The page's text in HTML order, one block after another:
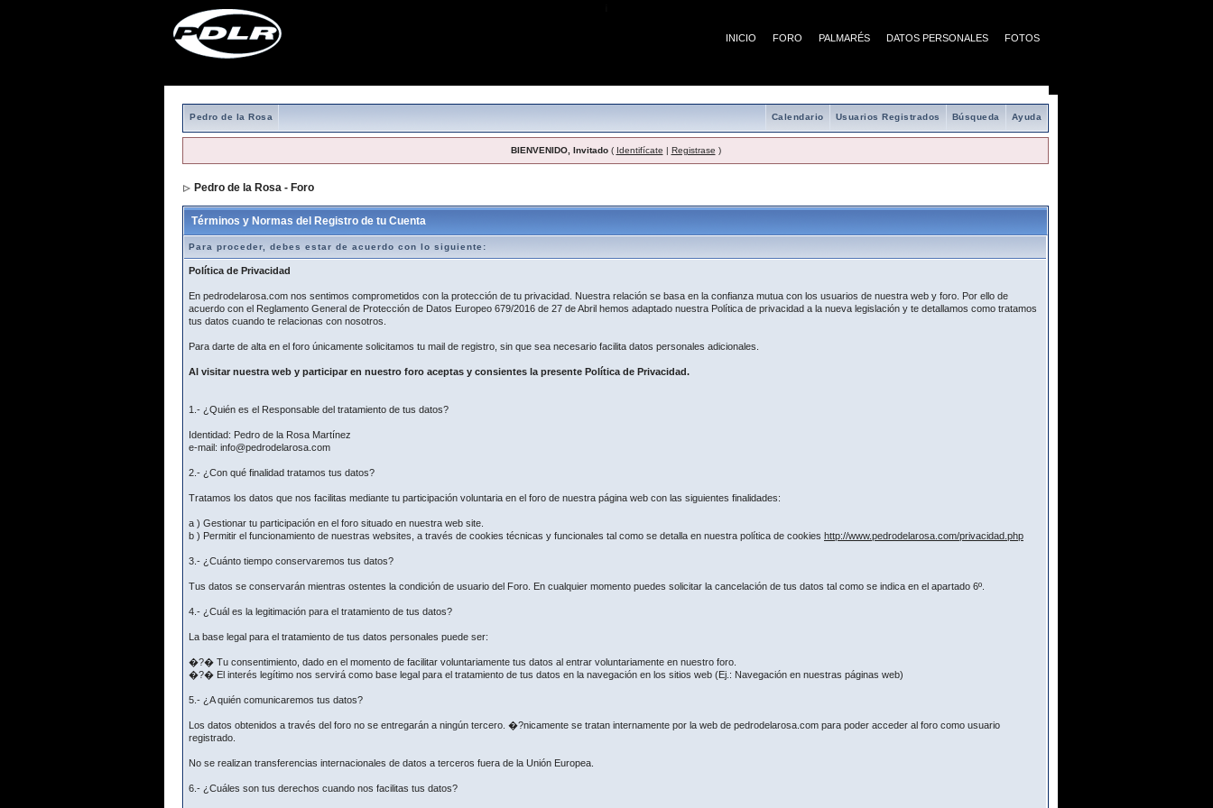
INICIO FORO PALMARÉS DATOS PERSONALES FOTOS
Pedro de la Rosa Ayuda
Búsqueda
Usuarios Registrados
Calendario
BIENVENIDO, Invitado( Identifícate | Registrase )
Pedro de la Rosa - Foro
Términos y Normas del Registro de tu Cuenta
Para proceder, debes estar de acuerdo con lo siguiente:
Política de Privacidad
En pedrodelarosa.com nos sentimos comprometidos con la protección de tu privacidad. Nuestra relación se basa en la confianza mutua con los usuarios de nuestra web y foro. Por ello de
acuerdo con el Reglamento General de Protección de Datos Europeo 679/2016 de 27 de Abril hemos adaptado nuestra Política de privacidad a la nueva legislación y te detallamos como tratamos
tus datos cuando te relacionas con nosotros.
Para darte de alta en el foro únicamente solicitamos tu mail de registro, sin que sea necesario facilita datos personales adicionales.
Al visitar nuestra web y participar en nuestro foro aceptas y consientes la presente Política de Privacidad.
1.- ¿Quién es el Responsable del tratamiento de tus datos?
Identidad: Pedro de la Rosa Martínez
e-mail: info@pedrodelarosa.com
2.- ¿Con qué finalidad tratamos tus datos?
Tratamos los datos que nos facilitas mediante tu participación voluntaria en el foro de nuestra página web con las siguientes finalidades:
a ) Gestionar tu participación en el foro situado en nuestra web site.
b ) Permitir el funcionamiento de nuestras websites, a través de cookies técnicas y funcionales tal como se detalla en nuestra política de cookies http://www.pedrodelarosa.com/privacidad.php
3.- ¿Cuánto tiempo conservaremos tus datos?
Tus datos se conservarán mientras ostentes la condición de usuario del Foro. En cualquier momento puedes solicitar la cancelación de tus datos tal como se indica en el apartado 6º.
4.- ¿Cuál es la legitimación para el tratamiento de tus datos?
La base legal para el tratamiento de tus datos personales puede ser:
�?� Tu consentimiento, dado en el momento de facilitar voluntariamente tus datos al entrar voluntariamente en nuestro foro.
�?� El interés legítimo nos servirá como base legal para el tratamiento de tus datos en la navegación en los sitios web (Ej.: Navegación en nuestras páginas web)
5.- ¿A quién comunicaremos tus datos?
Los datos obtenidos a través del foro no se entregarán a ningún tercero. �?nicamente se tratan internamente por la web de pedrodelarosa.com para poder acceder al foro como usuario
registrado.
No se realizan transferencias internacionales de datos a terceros fuera de la Unión Europea.
6.- ¿Cuáles son tus derechos cuando nos facilitas tus datos?